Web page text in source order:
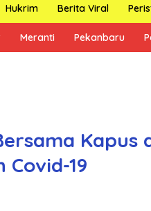
Hukrim Berita Viral
Meranti Pekanbaru
Kapus
19